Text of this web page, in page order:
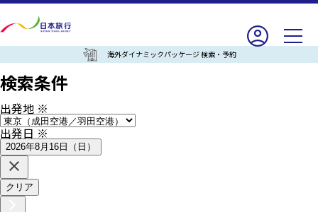
海外ダイナミックパッケージ 検索・予約
検索条件
出発地 ※
出発日※
2026年8月16日（日）
クリア